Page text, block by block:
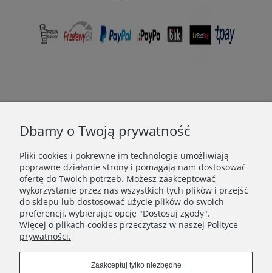
DANE FIRMOWE
INFORMACJE
KATEGORIE
Dbamy o Twoją prywatność
Pliki cookies i pokrewne im technologie umożliwiają
poprawne działanie strony i pomagają nam dostosować
ofertę do Twoich potrzeb. Możesz zaakceptować
wykorzystanie przez nas wszystkich tych plików i przejść
do sklepu lub dostosować użycie plików do swoich
preferencji, wybierając opcję "Dostosuj zgody".
Więcej o plikach cookies przeczytasz w naszej Polityce
prywatności.
Zaakceptuj tylko niezbędne